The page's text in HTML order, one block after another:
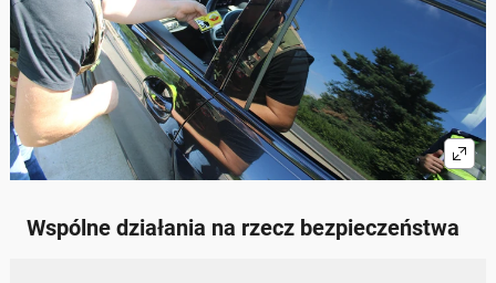
Wspólne działania na rzecz bezpieczeństwa